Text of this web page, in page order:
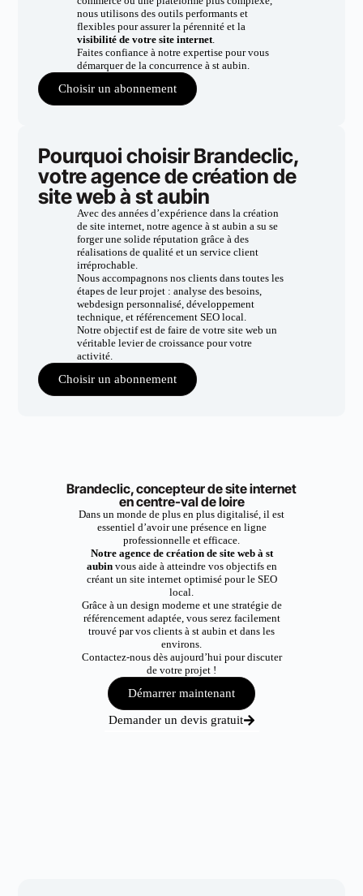
nous utilisons des outils performants et
flexibles pour assurer la pérennité et la
visibilité de votre site internet.
Faites confiance à notre expertise pour vous
démarquer de la concurrence à st aubin.
Choisir un abonnement
Pourquoi choisir Brandeclic,
votre agence de création de
site web à st aubin
Avec des années d’expérience dans la création
de site internet, notre agence à st aubin a su se
forger une solide réputation grâce à des
réalisations de qualité et un service client
irréprochable.
Nous accompagnons nos clients dans toutes les
étapes de leur projet : analyse des besoins,
webdesign personnalisé, développement
technique, et référencement SEO local.
Notre objectif est de faire de votre site web un
véritable levier de croissance pour votre
activité.
Choisir un abonnement
Brandeclic, concepteur de site internet
en centre-val de loire
Dans un monde de plus en plus digitalisé, il est
essentiel d’avoir une présence en ligne
professionnelle et efficace.
Notre agence de création de site web à st
aubinvous aide à atteindre vos objectifs en
créant un site internet optimisé pour le SEO
local.
Grâce à un design moderne et une stratégie de
référencement adaptée, vous serez facilement
trouvé par vos clients à st aubin et dans les
environs.
Contactez-nous dès aujourd’hui pour discuter
de votre projet !
Démarrer maintenant
Demander un devis gratuit